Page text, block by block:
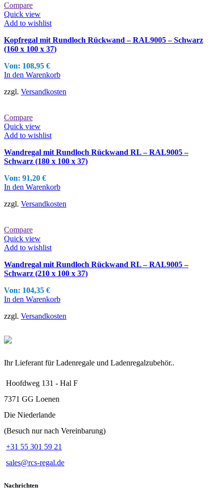
auf
Compare
Quick view
Add to wishlist
Kopfregal mit Rundloch Rückwand – RAL9005 – Schwarz
(160 x 100 x 37)
Von: 108,95 €
In den Warenkorb
zzgl. Versandkosten
Compare
Quick view
Add to wishlist
Wandregal mit Rundloch Rückwand RL – RAL9005 –
Schwarz (180 x 100 x 37)
Von: 91,20 €
In den Warenkorb
zzgl. Versandkosten
Compare
Quick view
Add to wishlist
Wandregal mit Rundloch Rückwand RL – RAL9005 –
Schwarz (210 x 100 x 37)
Von: 104,35 €
In den Warenkorb
zzgl. Versandkosten
Ihr Lieferant für Ladenregale und Ladenregalzubehör..
Hoofdweg 131 - Hal F
7371 GG Loenen
Die Niederlande
(Besuch nur nach Vereinbarung)
+31 55 301 59 21
sales@rcs-regal.de
Nachrichten